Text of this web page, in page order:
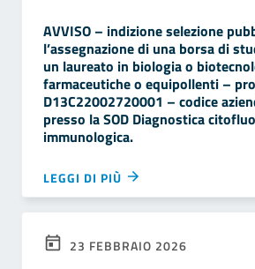
23 FEBBRAIO 2026
AVVISO – indizione selezione
l’assegnazione di una borsa di
un laureato in biologia o
farmaceutiche o equipollenti –
D13C22002720001 – codice
presso la SOD Diagnostica
immunologica.
LEGGI DI PIÙ